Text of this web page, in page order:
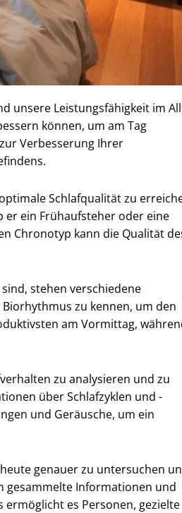
unsere Leistungsfähigkeit im
können, um am Tag
Verbesserung Ihrer
Schlafqualität zu
er ein Frühaufsteher oder eine
Chronotyp kann die Qualität
stehen verschiedene
zu kennen, um den
am Vormittag,
zu analysieren und zu
über Schlafzyklen und -
und Geräusche, um ein
genauer zu untersuchen
gesammelte Informationen und
ermöglicht es Personen, gezielte